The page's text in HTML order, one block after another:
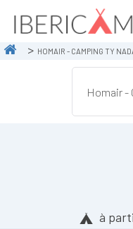
HOMAIR - CAMPING TY
à